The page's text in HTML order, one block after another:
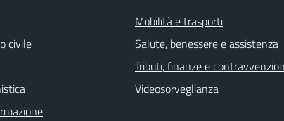
civile
Mobilità e trasporti
Salute, benessere e assistenza
Tributi, finanze e
Videosorveglianza